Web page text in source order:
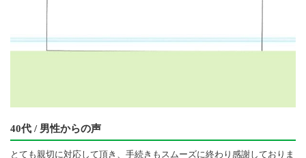
40代 / 男性からの声
とても親切に対応して頂き、手続きもスムーズに終わり感謝しておりま